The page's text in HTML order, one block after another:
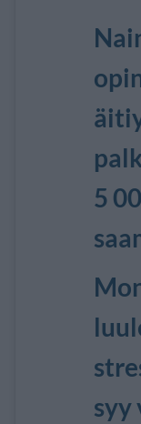
5
syy